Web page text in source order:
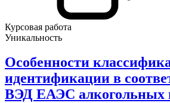
Курсовая работа
Уникальность
Особенности
идентификации в
ВЭД ЕАЭС алкогольных